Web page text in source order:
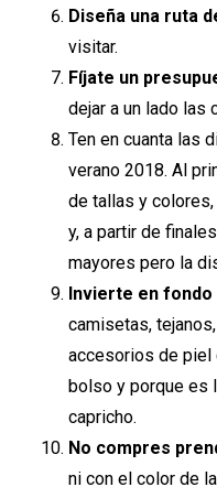
Diseña una ruta
visitar.
Fíjate un
dejar a un lado las
Ten en cuanta las
verano 2018. Al
de tallas y
y, a partir de
mayores pero la
Invierte en fondo
camisetas,
accesorios de piel
bolso y porque es
capricho.
No compres
ni con el color de